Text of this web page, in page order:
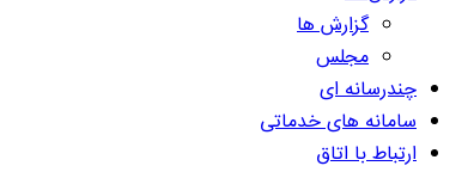
گزارش ها
مجلس
چندرسانه ای
سامانه های خدماتی
ارتباط با اتاق